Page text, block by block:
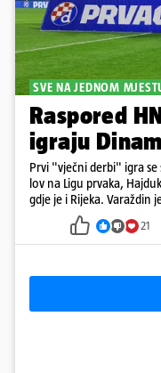
SVE NA JEDNOM
Raspored
igraju
Prvi "vječni derbi" igra
lov na Ligu prvaka,
gdje je i Rijeka. Varaždin
21